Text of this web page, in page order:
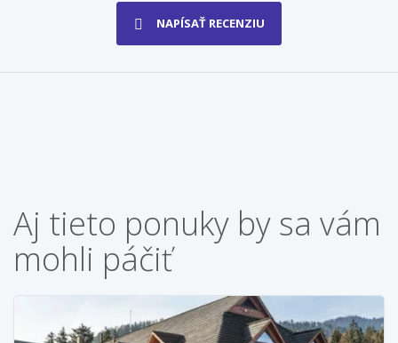
NAPÍSAŤ RECENZIU
Aj tieto ponuky by sa vám
mohli páčiť